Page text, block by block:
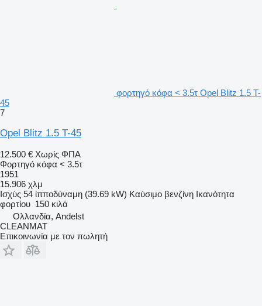
φορτηγό κόφα < 3.5τ Opel Blitz 1.5 T-
45
7
Opel Blitz 1.5 T-45
12.500 € Χωρίς ΦΠΑ
Φορτηγό κόφα < 3.5τ
1951
15.906 χλμ
Ισχύς 54 ίπποδύναμη (39.69 kW) Καύσιμο βενζίνη Ικανότητα
φορτίου 150 κιλά
Ολλανδία, Andelst
CLEANMAT
Επικοινωνία με τον πωλητή